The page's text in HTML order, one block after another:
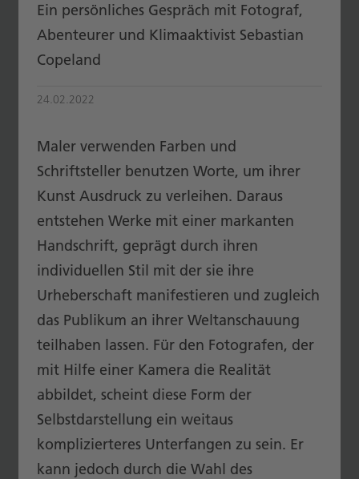
Ein persönliches Gespräch mit Fotograf,
Abenteurer und Klimaaktivist Sebastian
Copeland
24.02.2022
Maler verwenden Farben und
Schriftsteller benutzen Worte, um ihrer
Kunst Ausdruck zu verleihen. Daraus
entstehen Werke mit einer markanten
Handschrift, geprägt durch ihren
individuellen Stil mit der sie ihre
Urheberschaft manifestieren und zugleich
das Publikum an ihrer Weltanschauung
teilhaben lassen. Für den Fotografen, der
mit Hilfe einer Kamera die Realität
abbildet, scheint diese Form der
Selbstdarstellung ein weitaus
komplizierteres Unterfangen zu sein. Er
kann jedoch durch die Wahl des